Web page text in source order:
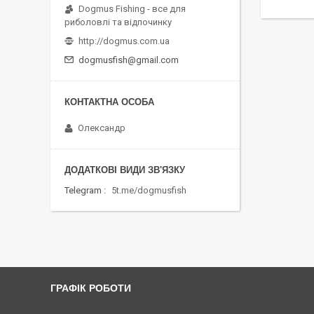
Dogmus Fishing - все для
риболовлі та відпочинку
http://dogmus.com.ua
dogmusfish@gmail.com
Олександр
Telegram 5t.me/dogmusfish
ГРАФІК РОБОТИ